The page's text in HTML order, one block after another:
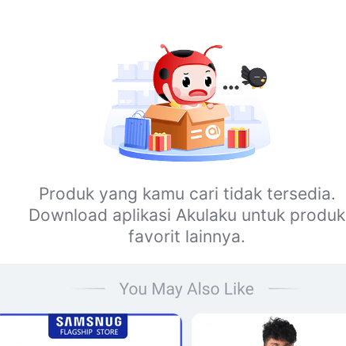
Produk yang kamu cari tidak tersedia.
Download aplikasi Akulaku untuk produk
favorit lainnya.